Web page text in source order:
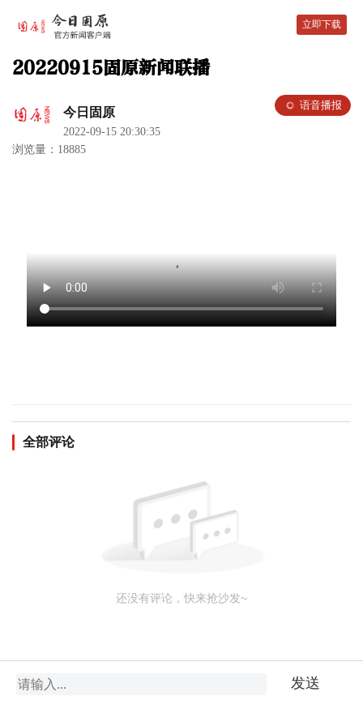
20220915固原新闻联播
今日固原
2022-09-15 20:30:35
浏览量：18885
语音播报
全部评论
还没有评论，快来抢沙发~
立即下载
发送